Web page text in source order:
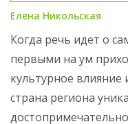
Елена Никольская
Когда речь идет о
первыми на ум
культурное
страна региона